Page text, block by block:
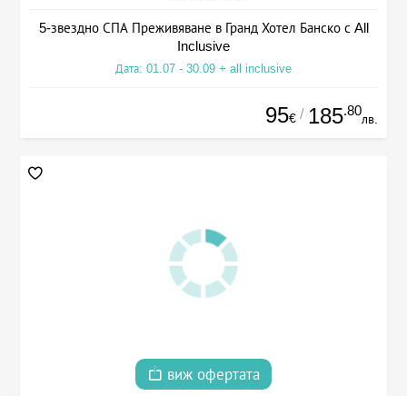
5-звездно СПА Преживяване в Гранд Хотел Банско с All
Inclusive
Дата: 01.07 - 30.09 + all inclusive
95€ / 185.80
лв.
виж офертата